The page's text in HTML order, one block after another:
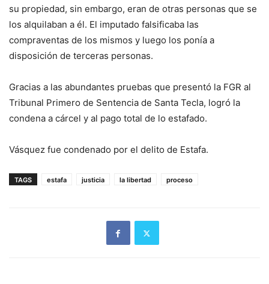
su propiedad, sin embargo, eran de otras personas que se
los alquilaban a él. El imputado falsificaba las
compraventas de los mismos y luego los ponía a
disposición de terceras personas.
Gracias a las abundantes pruebas que presentó la FGR al
Tribunal Primero de Sentencia de Santa Tecla, logró la
condena a cárcel y al pago total de lo estafado.
Vásquez fue condenado por el delito de Estafa.
TAGS estafa justicia la libertad proceso